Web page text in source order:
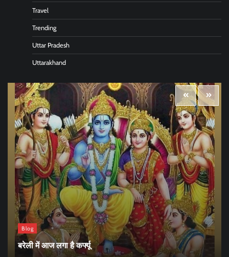
Travel
Trending
Uttar Pradesh
Uttarakhand
Blog
बरेली में आज लगा है कर्फ्यू